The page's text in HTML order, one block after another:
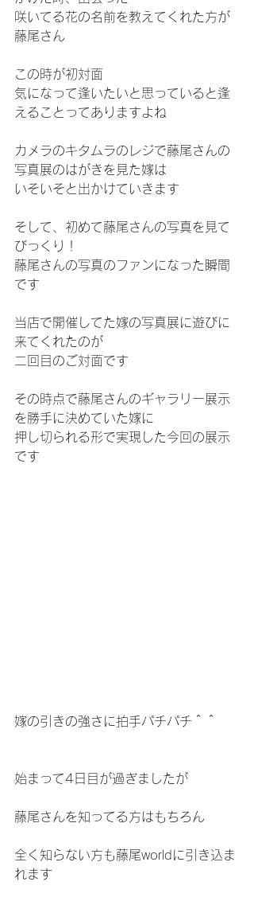
咲いてる花の名前を教えてくれた方が
藤尾さん
この時が初対面
気になって逢いたいと思っていると逢
えることってありますよね
カメラのキタムラのレジで藤尾さんの
写真展のはがきを見た嫁は
いそいそと出かけていきます
そして、初めて藤尾さんの写真を見て
びっくり！
藤尾さんの写真のファンになった瞬間
です
当店で開催してた嫁の写真展に遊びに
来てくれたのが
二回目のご対面です
その時点で藤尾さんのギャラリー展示
を勝手に決めていた嫁に
押し切られる形で実現した今回の展示
です
嫁の引きの強さに拍手パチパチ＾＾
始まって4日目が過ぎましたが
藤尾さんを知ってる方はもちろん
全く知らない方も藤尾worldに引き込ま
れます